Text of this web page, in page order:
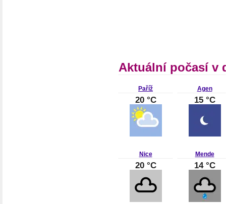
Aktuální počasí v
Paříž
20 °C
Agen
15 °C
Nice
20 °C
Mende
14 °C